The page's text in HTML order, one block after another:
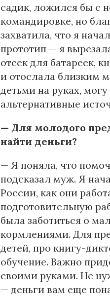
садик, ложился бы с
командировке, но
захватила, что я
прототип — я
отсек для батареек,
и отослала близким
детьми на руках,
альтернативные
— Для молодого
найти деньги?
— Я поняла, что
подсказал муж. Я
России, как они
подготовительную
была заботиться о
кормлениями. Для
детей, про книгу-
обучение. Важно
своими руками. Не
— деньги вам еще